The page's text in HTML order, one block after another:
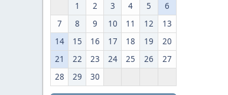
1 2 3 4 5
6
7
8 9 10 11 12
13
14
15 16 17 18 19
20
21
22 23 24 25 26
27
28
29 30